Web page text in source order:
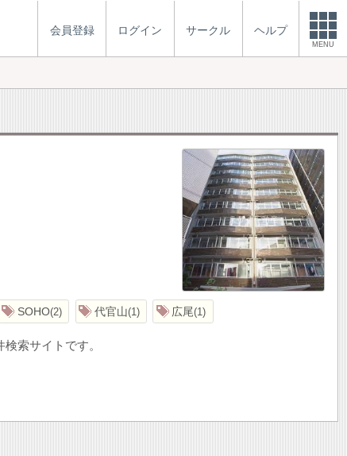
会員登録 ログイン サークル ヘルプ
MENU
SOHO 2 代官山 1 広尾 1
索サイトです。